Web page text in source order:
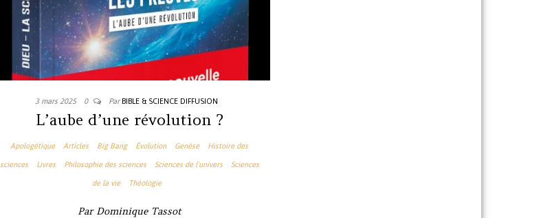
3 mars 2025 0 Par BIBLE & SCIENCE DIFFUSION
L’aube d’une révolution ?
Apologétique Articles Big Bang Évolution Genèse Histoire des
sciences Livres Philosophie des sciences Sciences de l'univers Sciences
de la vie Théologie
Par Dominique Tassot